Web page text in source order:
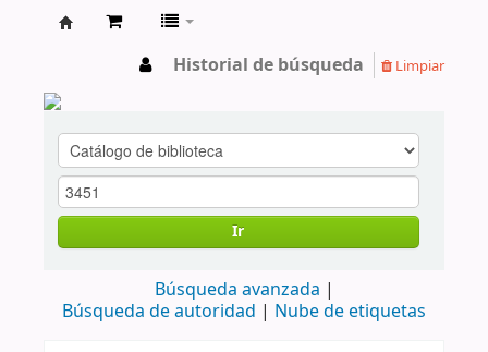
Historial de búsqueda Limpiar
Ir
Búsqueda avanzada
Búsqueda de autoridad
Nube de etiquetas